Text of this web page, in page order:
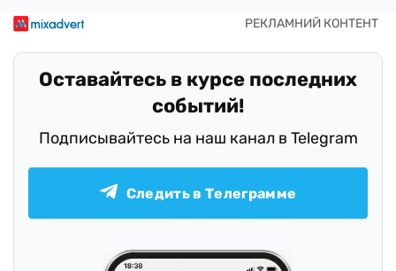
Оставайтесь в курсе последних
событий!
Подписывайтесь на наш канал в Telegram
Следить в Телеграмме